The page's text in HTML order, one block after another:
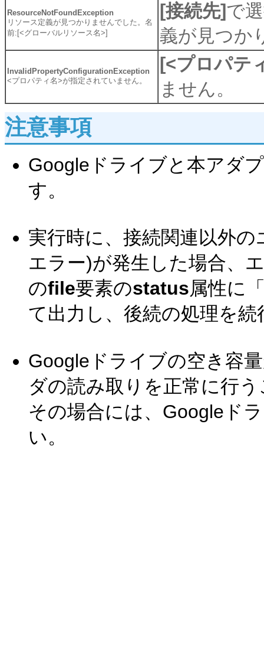
ResourceNotFoundException
リソース定義が見つかりませんでした。名
前:[<グローバルリソース名>]
[接続先]で
義が見つか
InvalidPropertyConfigurationException
<プロパティ名>が指定されていません。
[<プロパテ
ません。
注意事項
Googleドライブと本アダ
す。
実行時に、接続関連以外
エラー)が発生した場合、
のfile要素のstatus属性に
て出力し、後続の処理を続
Googleドライブの空き容
ダの読み取りを正常に行
その場合には、Googleド
い。